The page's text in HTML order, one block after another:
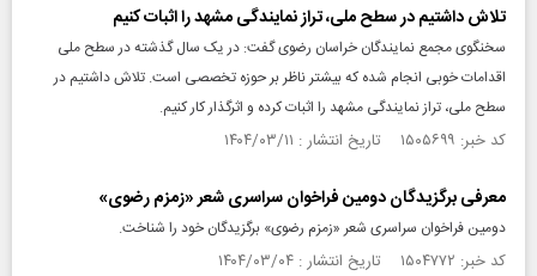
تلاش داشتیم در سطح ملی، تراز نمایندگی مشهد را اثبات کنیم
سخنگوی مجمع نمایندگان خراسان رضوی گفت: در یک سال گذشته در سطح ملی
اقدامات خوبی انجام شده که بیشتر ناظر بر حوزه تخصصی است. تلاش داشتیم در
سطح ملی، تراز نمایندگی مشهد را اثبات کرده و اثرگذار کار کنیم.
کد خبر: ۱۵۰۵۶۹۹ تاریخ انتشار : ۱۴۰۴/۰۳/۱۱
معرفی برگزیدگان دومین فراخوان سراسری شعر «زمزم رضوی»
دومین فراخوان سراسری شعر «زمزم رضوی» برگزیدگان خود را شناخت.
کد خبر: ۱۵۰۴۷۷۲ تاریخ انتشار : ۱۴۰۴/۰۳/۰۴